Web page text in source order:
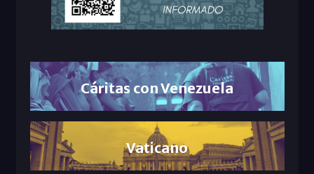
Cáritas con Venezuela
Vaticano